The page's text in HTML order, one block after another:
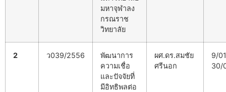
มหาจุฬาลง
กรณราช
วิทยาลัย
2 ว039/2556
พัฒนาการ
ความเชื่อ
และปัจจัยที่
มีอิทธิพลต่อ
ผศ.ดร.สมชัย
ศรีนอก
9/
30/